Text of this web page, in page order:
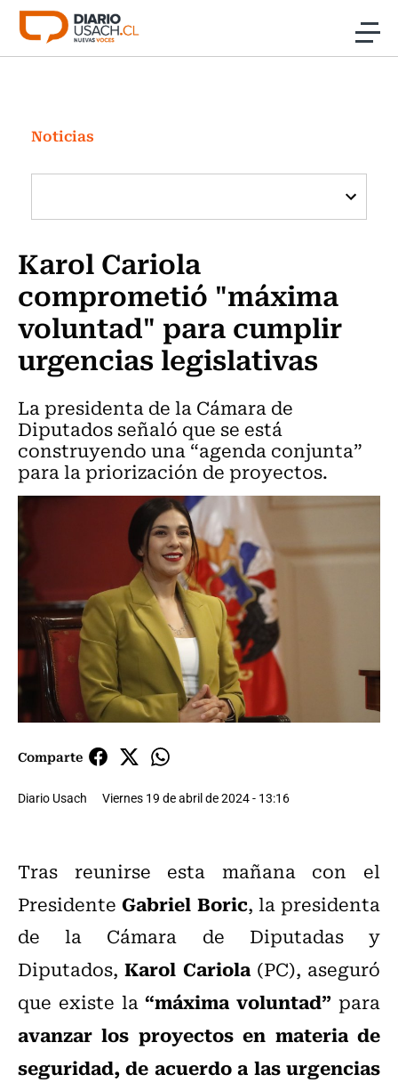
Click acá para ir directamente al contenido
Investigación
Cultura
Programas Radio y TV Usach
Noticias
Karol Cariola
comprometió "máxima
voluntad" para cumplir
urgencias legislativas
La presidenta de la Cámara de
Diputados señaló que se está
construyendo una “agenda conjunta”
para la priorización de proyectos.
Comparte
Diario Usach Viernes 19 de abril de 2024 - 13:16
Tras reunirse esta mañana con el
PresidenteGabriel Boric, la presidenta
de la Cámara de Diputadas y
Diputados,Karol Cariola(PC), aseguró
que existe la“máxima voluntad”para
avanzar los proyectos en materia de
seguridad, de acuerdo a las urgencias